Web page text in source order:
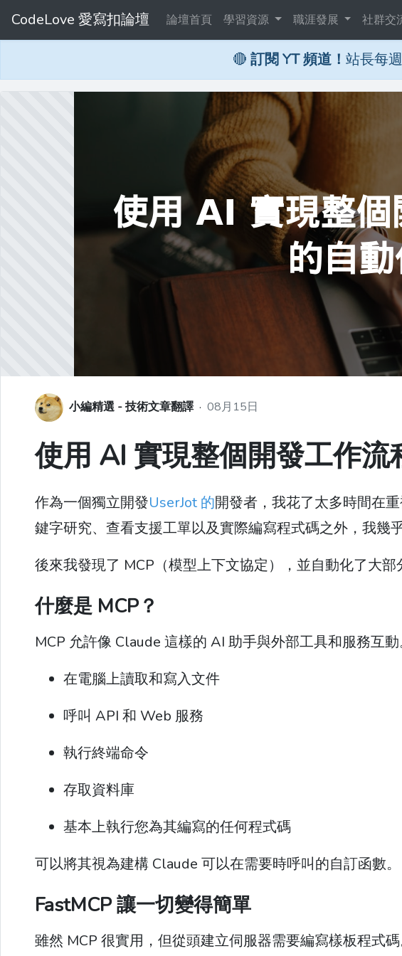
CodeLove 愛寫扣論壇 論壇首頁 學習資源 職涯發展 社群交
🔴 訂閱 YT 頻道！ 站長每
小編精選 - 技術文章翻譯 · 08月15日
使用 AI 實現整個開發工作流
作為一個獨立開發UserJot 的開發者，我花了太多時間在
鍵字研究、查看支援工單以及實際編寫程式碼之外，我幾
後來我發現了 MCP（模型上下文協定），並自動化了大部
什麼是 MCP？
MCP 允許像 Claude 這樣的 AI 助手與外部工具和服務互
在電腦上讀取和寫入文件
呼叫 API 和 Web 服務
執行終端命令
存取資料庫
基本上執行您為其編寫的任何程式碼
可以將其視為建構 Claude 可以在需要時呼叫的自訂函數。
FastMCP 讓一切變得簡單
雖然 MCP 很實用，但從頭建立伺服器需要編寫樣板程式